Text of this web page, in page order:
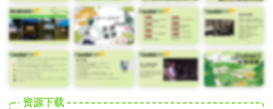
资源下载